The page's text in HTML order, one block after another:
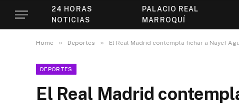
24 HORAS
NOTICIAS
PALACIO REAL
MARROQUÍ
Home » Deportes » El Real Madrid contempla fichar a Nayef
DEPORTES
El Real Madrid